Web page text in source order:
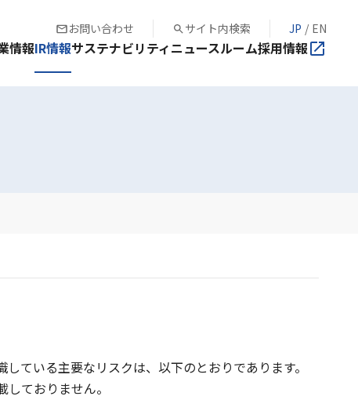
お問い合わせ サイト内検索 JP / EN
情報IR情報サステナビリティニュースルーム採用情報
ている主要なリスクは、以下のとおりであります。
ておりません。